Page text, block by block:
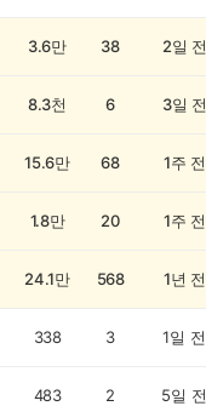
3.6만 38 2일 전
8.3천 6 3일 전
15.6만 68 1주 전
1.8만 20 1주 전
24.1만 568 1년 전
338 3 1일 전
483 2 5일 전